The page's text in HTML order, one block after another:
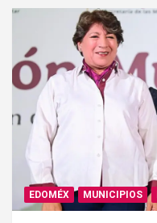
EDOMÉX MUNICIPIOS